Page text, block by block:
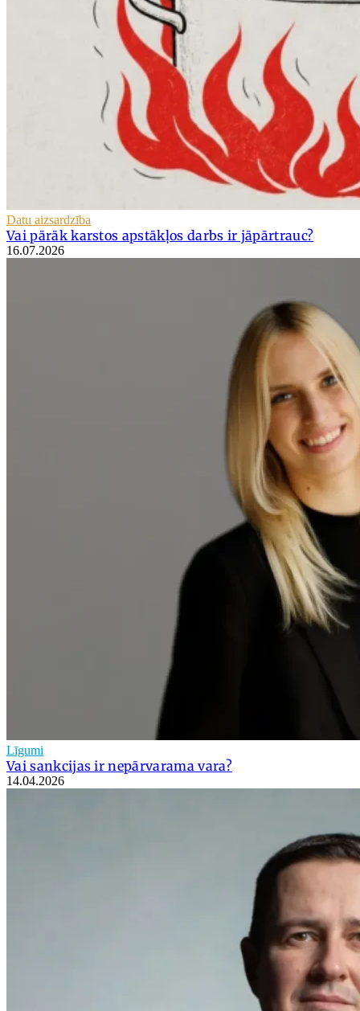
Datu aizsardzība
Vai pārāk karstos apstākļos darbs ir jāpārtrauc?
16.07.2026
Līgumi
Vai sankcijas ir nepārvarama vara?
14.04.2026